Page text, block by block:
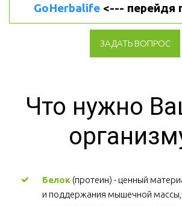
GoHerbalife <--- перейдя
ЗАДАТЬ ВОПРОС
Что нужно
Белок (протеин) - ценный
и поддержания мышечной массы,